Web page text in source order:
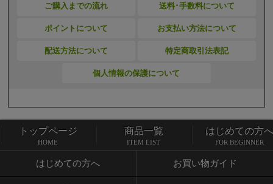
ご購入までの流れ 送料･手数料について
ポイントについて お支払い方法について
配送方法について 特定商取引法表記
個人情報の保護について
トップページ 商品一覧
はじめての方へ お買い物ガイド
トップページ
HOME
商品一覧
ITEM LIST
はじめての方へ
FOR BEGINNER